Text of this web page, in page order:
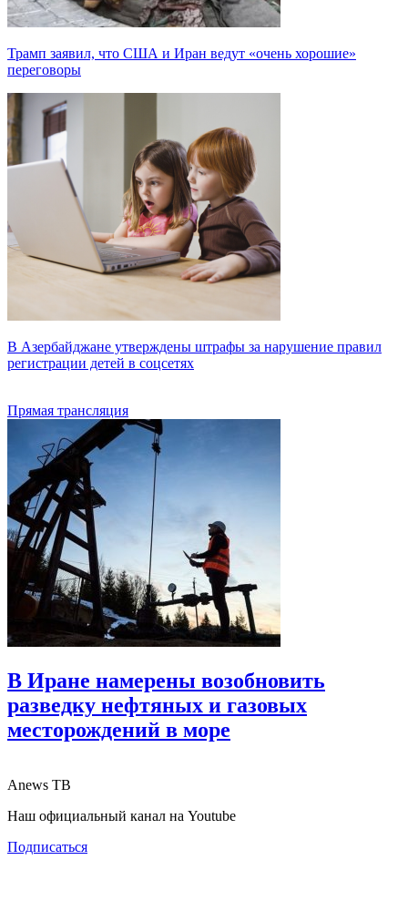
Трамп заявил, что США и Иран ведут «очень хорошие»
переговоры
В Азербайджане утверждены штрафы за нарушение правил
регистрации детей в соцсетях
Прямая трансляция
В Иране намерены возобновить
разведку нефтяных и газовых
месторождений в море
Anews ТВ
Наш официальный канал на Youtube
Подписаться